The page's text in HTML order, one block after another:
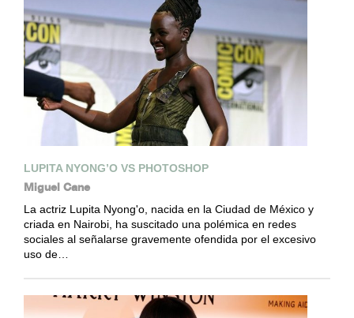
LUPITA NYONG’O VS PHOTOSHOP
Miguel Cane
La actriz Lupita Nyong'o, nacida en la Ciudad de México y
criada en Nairobi, ha suscitado una polémica en redes
sociales al señalarse gravemente ofendida por el excesivo
uso de…